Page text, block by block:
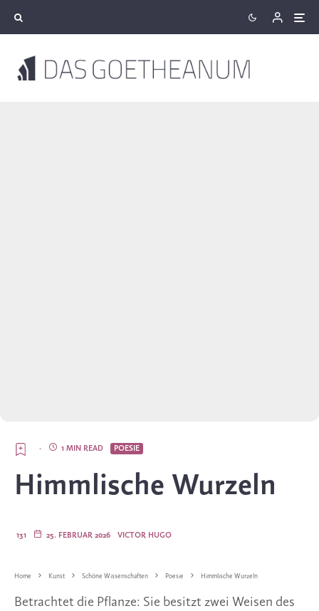
POESIE
1 MIN READ
·
Himmlische Wurzeln
VICTOR HUGO
25. FEBRUAR 2026
131
Home Kunst Schöne Wissenschaften Poesie Himmlische Wurzeln
Betrachtet die Pflanze: Sie besitzt zwei Weisen des